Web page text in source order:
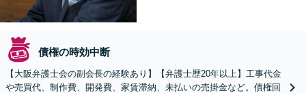
債権の時効中断
【大阪弁護士会の副会長の経験あり】【弁護士歴20年以上】工事代金
や売買代、制作費、開発費、家賃滞納、未払いの売掛金など。債権回